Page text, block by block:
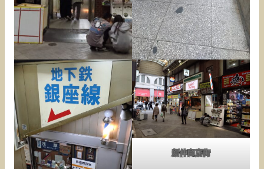
新仲商店街